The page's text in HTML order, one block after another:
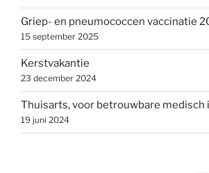
Griep- en pneumococcen vaccinatie
15 september 2025
Kerstvakantie
23 december 2024
Thuisarts, voor betrouwbare medisch
19 juni 2024